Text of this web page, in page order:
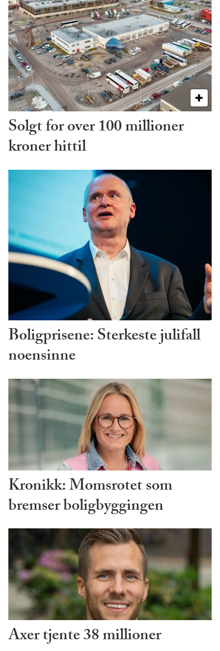
Solgt for over 100 millioner
kroner hittil
Boligprisene: Sterkeste julifall
noensinne
Kronikk: Momsrotet som
bremser boligbyggingen
Axer tjente 38 millioner